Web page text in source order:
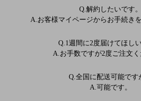
Q.解約したいです。
A.お客様マイページからお手続き
Q.1週間に2度届けてほしい
A.お手数ですが2度ご注文く
Q.全国に配送可能です
A.可能です。